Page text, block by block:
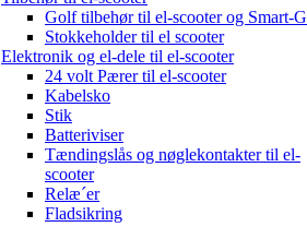
Golf tilbehør til el-scooter og Smart-
Stokkeholder til el scooter
Elektronik og el-dele til el-scooter
24 volt Pærer til el-scooter
Kabelsko
Stik
Batteriviser
Tændingslås og nøglekontakter til el-
scooter
Relæ´er
Fladsikring